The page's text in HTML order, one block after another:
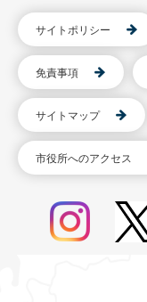
サイトポリシー
免責事項
サイトマップ
市役所へのアクセス